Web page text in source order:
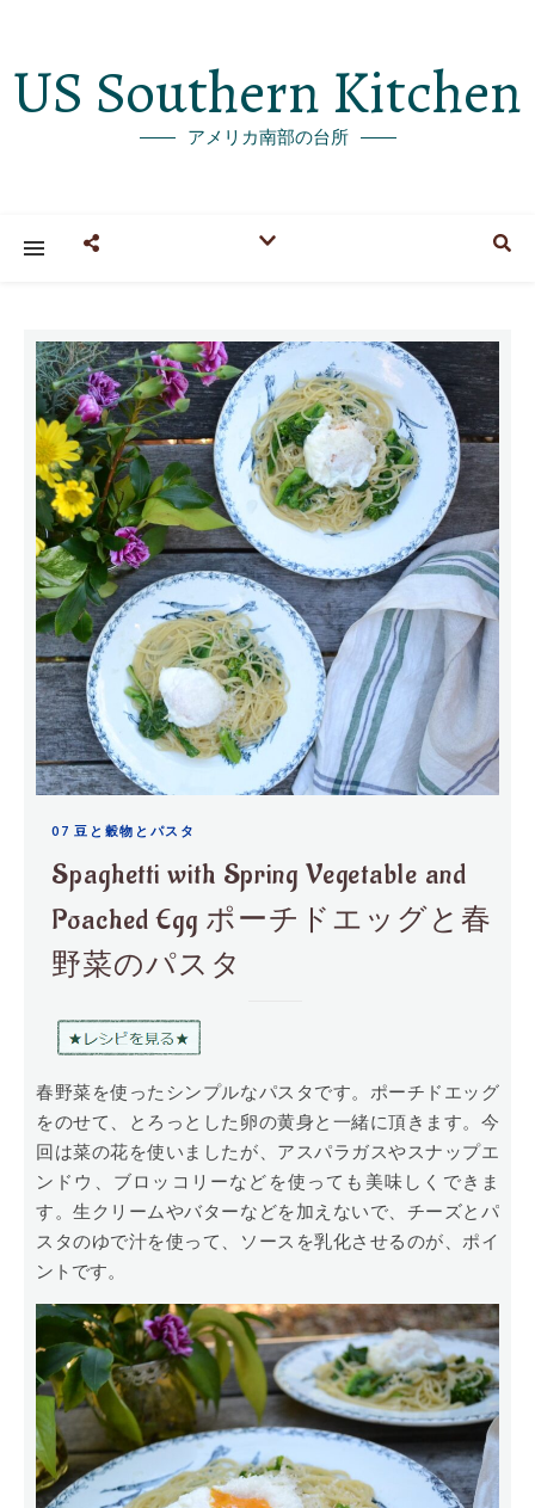
US Southern Kitchen
アメリカ南部の台所
07 豆と穀物とパスタ
Spaghetti with Spring Vegetable and
Poached Egg ポーチドエッグと春
野菜のパスタ
春野菜を使ったシンプルなパスタです。ポーチドエッグ
をのせて、とろっとした卵の黄身と一緒に頂きます。今
回は菜の花を使いましたが、アスパラガスやスナップエ
ンドウ、ブロッコリーなどを使っても美味しくできま
す。生クリームやバターなどを加えないで、チーズとパ
スタのゆで汁を使って、ソースを乳化させるのが、ポイ
ントです。